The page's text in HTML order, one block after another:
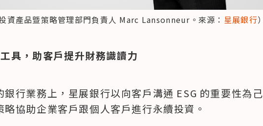
資產品曁策略管理部門負責人 Marc Lansonneur。來源： 星展銀行）
具，助客戶提升財務識讀力
銀行業務上，星展銀行以向客戶溝通 ESG 的重要性為己
協助企業客戶跟個人客戶進行永續投資。